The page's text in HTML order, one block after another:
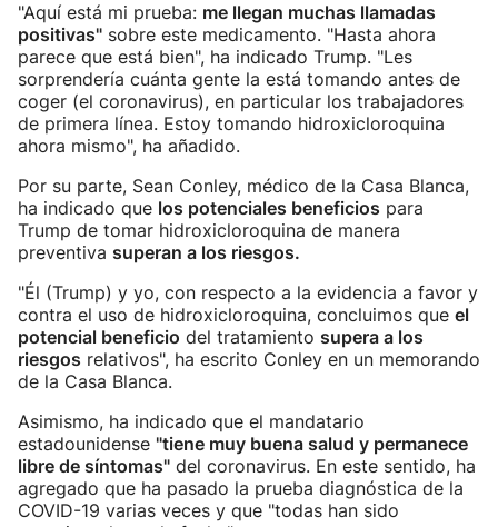
"Aquí está mi prueba: me llegan muchas llamadas
positivas" sobre este medicamento. "Hasta ahora
parece que está bien", ha indicado Trump. "Les
sorprendería cuánta gente la está tomando antes de
coger (el coronavirus), en particular los trabajadores
de primera línea. Estoy tomando hidroxicloroquina
ahora mismo", ha añadido.
Por su parte, Sean Conley, médico de la Casa Blanca,
ha indicado que los potenciales beneficios para
Trump de tomar hidroxicloroquina de manera
preventiva superan a los riesgos.
"Él (Trump) y yo, con respecto a la evidencia a favor y
contra el uso de hidroxicloroquina, concluimos que el
potencial beneficio del tratamiento supera a los
riesgos relativos", ha escrito Conley en un memorando
de la Casa Blanca.
Asimismo, ha indicado que el mandatario
estadounidense "tiene muy buena salud y permanece
libre de síntomas" del coronavirus. En este sentido, ha
agregado que ha pasado la prueba diagnóstica de la
COVID-19 varias veces y que "todas han sido